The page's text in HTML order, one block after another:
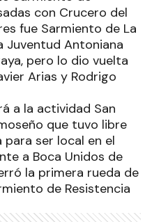
con Crucero del
fue Sarmiento de La
Juventud Antoniana
pero lo dio vuelta
Arias y Rodrigo
a la actividad San
que tuvo libre
ser local en el
a Boca Unidos de
la primera rueda de
de Resistencia